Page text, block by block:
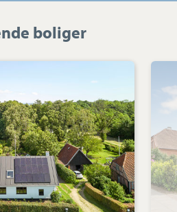
boliger
Strandvej
6,
Bisholt,
7130
Juelsminde